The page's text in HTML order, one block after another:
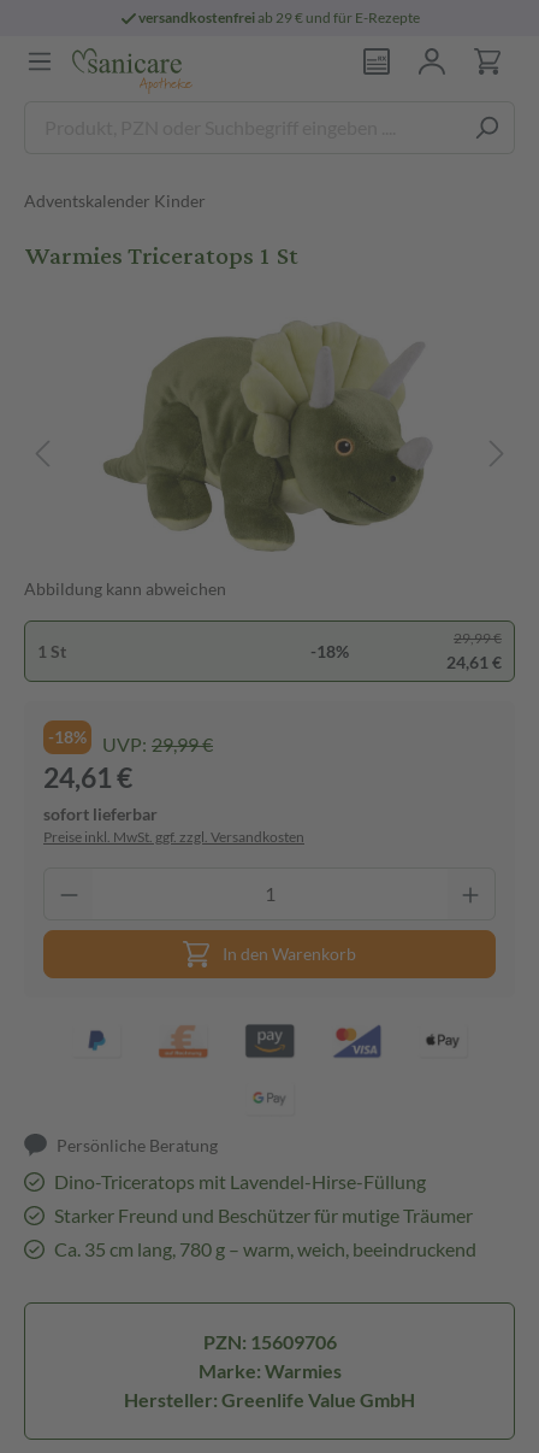
versandkostenfreiab 29 € und für E-Rezepte
Adventskalender Kinder
Warmies Triceratops 1 St
Abbildung kann abweichen
1 St -18%
29,99 €
24,61 €
-18% UVP: 29,99 €
24,61 €
sofort lieferbar
Preise inkl. MwSt. ggf. zzgl. Versandkosten
In den Warenkorb
Persönliche Beratung
Dino-Triceratops mit Lavendel-Hirse-Füllung
Starker Freund und Beschützer für mutige Träumer
Ca. 35 cm lang, 780 g – warm, weich, beeindruckend
PZN: 15609706
Marke: Warmies
Hersteller: Greenlife Value GmbH